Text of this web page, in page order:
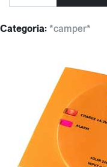
Categoria: *camper*